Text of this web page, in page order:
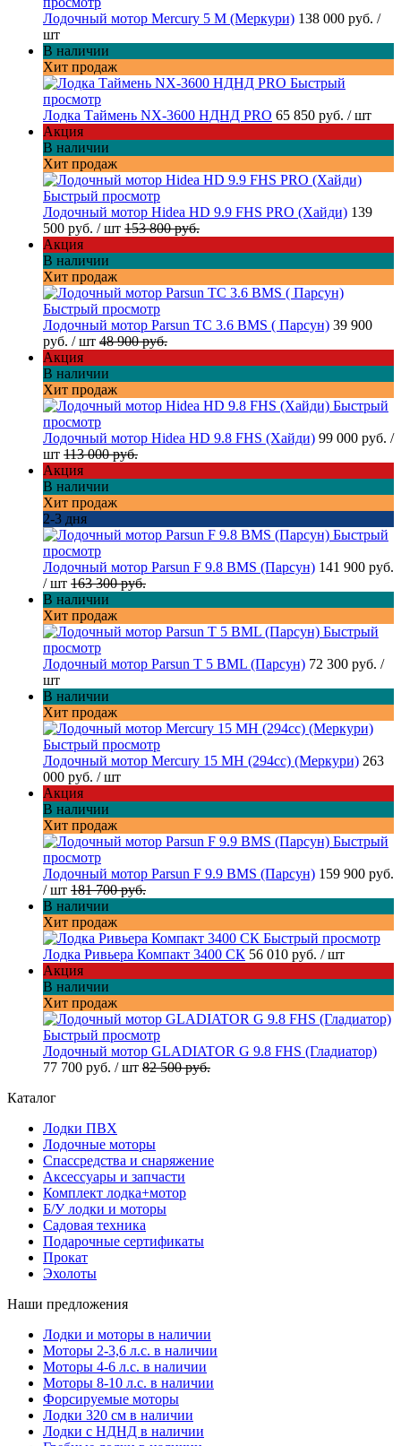
Лодочный мотор Mercury 5 M (Меркури) 138 000 руб. /
шт
В наличии
Хит продаж
Быстрый
просмотр
Лодка Таймень NX-3600 НДНД PRO 65 850 руб. / шт
Акция
В наличии
Хит продаж
Быстрый просмотр
Лодочный мотор Hidea HD 9.9 FHS PRO (Хайди) 139
500 руб. / шт 153 800 руб.
Акция
В наличии
Хит продаж
Быстрый просмотр
Лодочный мотор Parsun TC 3.6 BMS ( Парсун) 39 900
руб. / шт 48 900 руб.
Акция
В наличии
Хит продаж
Быстрый
просмотр
Лодочный мотор Hidea HD 9.8 FHS (Хайди) 99 000 руб. /
шт 113 000 руб.
Акция
В наличии
Хит продаж
2-3 дня
Быстрый
просмотр
Лодочный мотор Parsun F 9.8 BMS (Парсун) 141 900 руб.
/ шт 163 300 руб.
В наличии
Хит продаж
Быстрый
просмотр
Лодочный мотор Parsun T 5 BML (Парсун) 72 300 руб. /
шт
В наличии
Хит продаж
Быстрый просмотр
Лодочный мотор Mercury 15 MH (294cc) (Меркури) 263
000 руб. / шт
Акция
В наличии
Хит продаж
Быстрый
просмотр
Лодочный мотор Parsun F 9.9 BMS (Парсун) 159 900 руб.
/ шт 181 700 руб.
В наличии
Хит продаж
Быстрый просмотр
Лодка Ривьера Компакт 3400 СК 56 010 руб. / шт
Акция
В наличии
Хит продаж
Быстрый просмотр
Лодочный мотор GLADIATOR G 9.8 FHS (Гладиатор)
77 700 руб. / шт 82 500 руб.
Каталог
Лодки ПВХ
Лодочные моторы
Спассредства и снаряжение
Аксессуары и запчасти
Комплект лодка+мотор
Б/У лодки и моторы
Садовая техника
Подарочные сертификаты
Прокат
Эхолоты
Наши предложения
Лодки и моторы в наличии
Моторы 2-3,6 л.с. в наличии
Моторы 4-6 л.с. в наличии
Моторы 8-10 л.с. в наличии
Форсируемые моторы
Лодки 320 см в наличии
Лодки с НДНД в наличии